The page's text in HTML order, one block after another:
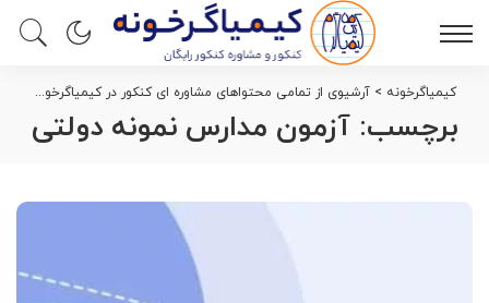
کیمیاگرخونه > آرشیوی از تمامی محتواهای مشاوره ای کنکور در کیمیاگرخونه
برچسب: آزمون مدارس نمونه دولتی